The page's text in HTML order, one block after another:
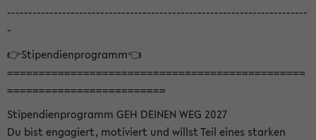
-----------------------------------------------------------------------
-
👉Stipendienprogramm👈
===============================================
=========================
Stipendienprogramm GEH DEINEN WEG 2027
Du bist engagiert, motiviert und willst Teil eines starken